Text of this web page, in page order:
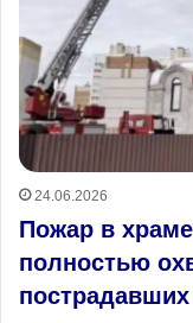
24.06.2026
Пожар в
полностью
пострадавших